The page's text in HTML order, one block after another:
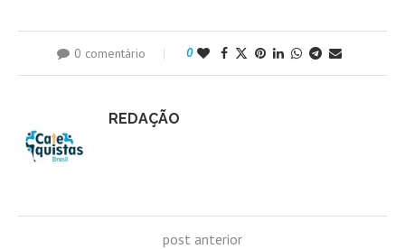
0 comentário 0
REDAÇÃO
post anterior